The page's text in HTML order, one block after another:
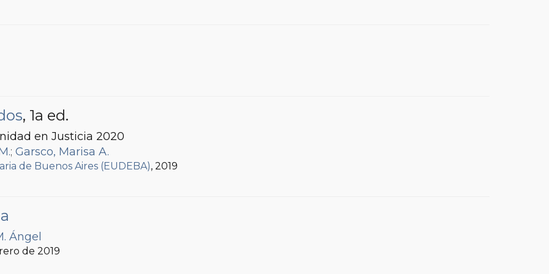
, 1a ed.
en Justicia 2020
; Garsco, Marisa A.
de Buenos Aires (EUDEBA), 2019
Ángel
de 2019